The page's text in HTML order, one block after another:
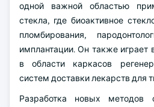
одной важной областью
стекла, где биоактивное
пломбирования,
имплантации. Он также играет
в области каркасов
систем доставки лекарств для
Разработка новых методов